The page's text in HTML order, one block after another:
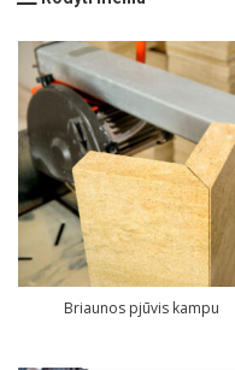
Briaunos pjūvis kampu